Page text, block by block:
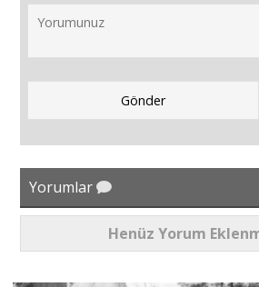
Yorumlar
Henüz Yorum